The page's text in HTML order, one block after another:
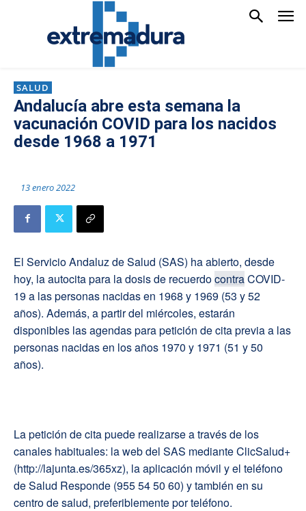
SALUD
Andalucía abre esta semana la
vacunación COVID para los nacidos
desde 1968 a 1971
13 enero 2022
El Servicio Andaluz de Salud (SAS) ha abierto, desde
hoy, la autocita para la dosis de recuerdocontraCOVID-
19 a las personas nacidas en 1968 y 1969 (53 y 52
años). Además, a partir del miércoles, estarán
disponibles las agendas para petición de cita previa a las
personas nacidas en los años 1970 y 1971 (51 y 50
años).
La petición de cita puede realizarse a través de los
canales habituales: la web del SAS mediante ClicSalud+
(http://lajunta.es/365xz), la aplicación móvil y el teléfono
de Salud Responde (955 54 50 60) y también en su
centro de salud, preferiblemente por teléfono.